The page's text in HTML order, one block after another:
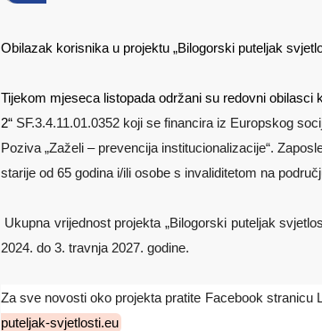
Obilazak korisnika u projektu „Bilogorski puteljak
Tijekom mjeseca listopada održani su redovni
2“ SF.3.4.11.01.0352 koji se financira iz Europskog
Poziva „Zaželi – prevencija institucionalizacije“.
starije od 65 godina i/ili osobe s invaliditetom na
Ukupna vrijednost projekta „Bilogorski puteljak
2024. do 3. travnja 2027. godine.
Za sve novosti oko projekta pratite Facebook stranicu
puteljak-svjetlosti.eu